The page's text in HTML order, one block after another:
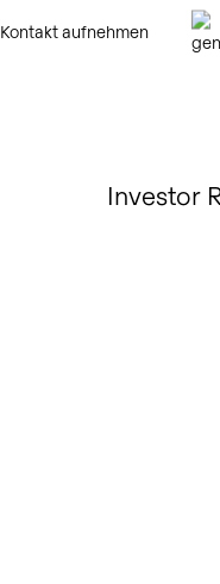
Kontakt aufnehmen
Investor